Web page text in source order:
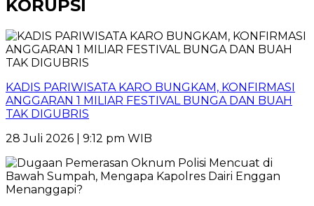
KORUPSI
KADIS PARIWISATA KARO BUNGKAM, KONFIRMASI
ANGGARAN 1 MILIAR FESTIVAL BUNGA DAN BUAH
TAK DIGUBRIS
28 Juli 2026 | 9:12 pm WIB